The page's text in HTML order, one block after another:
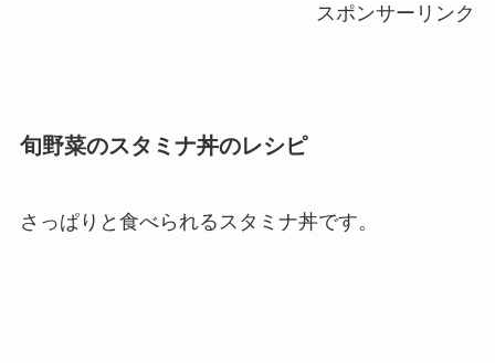
スポンサーリンク
旬野菜のスタミナ丼のレシピ
さっぱりと食べられるスタミナ丼です。